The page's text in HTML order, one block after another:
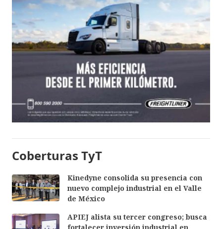
Coberturas TyT
Kinedyne consolida su presencia con
nuevo complejo industrial en el Valle
de México
APIEJ alista su tercer congreso; busca